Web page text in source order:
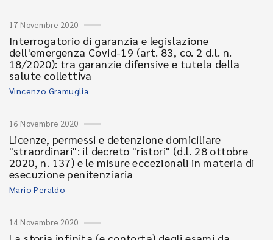
17 Novembre 2020
Interrogatorio di garanzia e legislazione
dell'emergenza Covid-19 (art. 83, co. 2 d.l. n.
18/2020): tra garanzie difensive e tutela della
salute collettiva
Vincenzo Gramuglia
16 Novembre 2020
Licenze, permessi e detenzione domiciliare
"straordinari": il decreto "ristori" (d.l. 28 ottobre
2020, n. 137) e le misure eccezionali in materia di
esecuzione penitenziaria
Mario Peraldo
14 Novembre 2020